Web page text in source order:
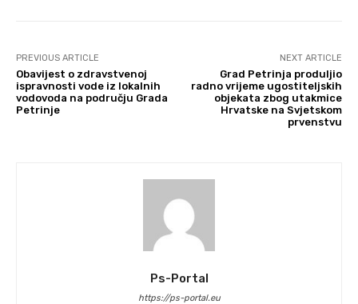
PREVIOUS ARTICLE
Obavijest o zdravstvenoj
ispravnosti vode iz lokalnih
vodovoda na području Grada
Petrinje
NEXT ARTICLE
Grad Petrinja produljio
radno vrijeme ugostiteljskih
objekata zbog utakmice
Hrvatske na Svjetskom
prvenstvu
Ps-Portal
https://ps-portal.eu